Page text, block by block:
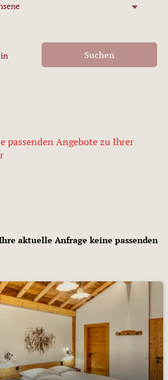
Suchen
passenden Angebote zu Ihrer
aktuelle Anfrage keine passenden